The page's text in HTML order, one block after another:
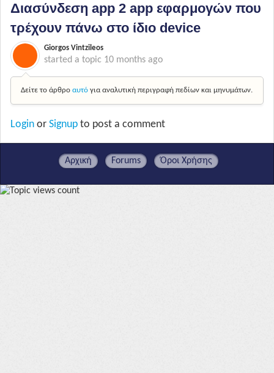
Διασύνδεση app 2 app εφαρμογών που
τρέχουν πάνω στο ίδιο device
Giorgos Vintzileos
started a topic 10 months ago
Δείτε το άρθρο αυτό για αναλυτική περιγραφή πεδίων και μηνυμάτων.
Login or Signup to post a comment
Αρχική Forums Όροι Χρήσης